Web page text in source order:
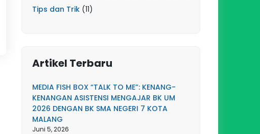
Tips dan Trik (11)
Artikel Terbaru
MEDIA FISH BOX “TALK TO ME”: KENANG-
KENANGAN ASISTENSI MENGAJAR BK UM
2026 DENGAN BK SMA NEGERI 7 KOTA
MALANG
Juni 5, 2026